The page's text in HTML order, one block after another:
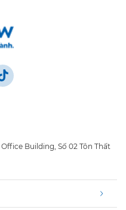
Building, Số 02 Tôn Thất